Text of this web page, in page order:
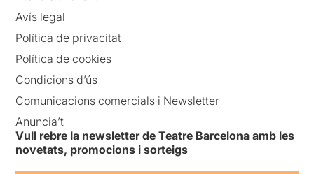
Avís legal
Política de privacitat
Política de cookies
Condicions d’ús
Comunicacions comercials i Newsletter
Anuncia’t
Vull rebre la newsletter de Teatre Barcelona amb les
novetats, promocions i sorteigs